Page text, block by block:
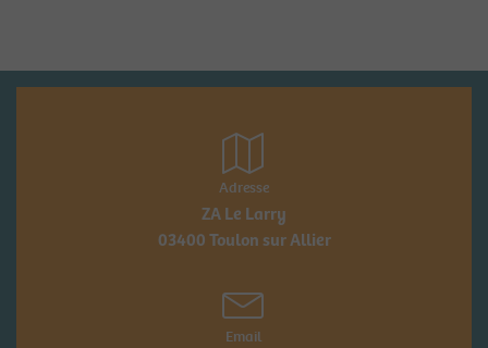
Adresse
ZA Le Larry
03400 Toulon sur Allier
Email